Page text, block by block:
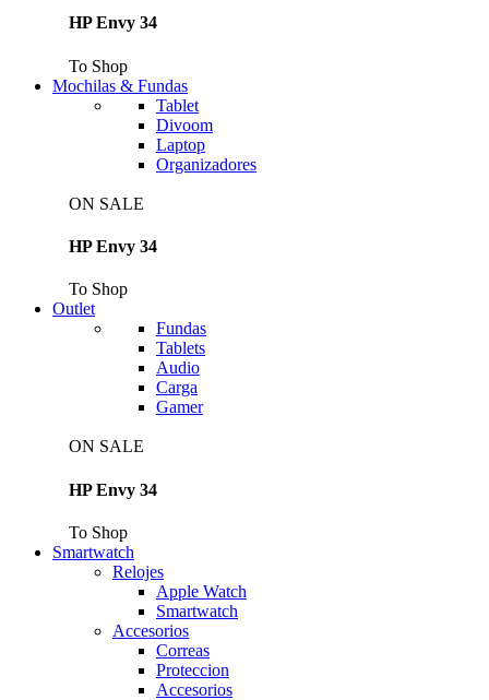
HP Envy 34
To Shop
Mochilas & Fundas
Tablet
Divoom
Laptop
Organizadores
ON SALE
HP Envy 34
To Shop
Outlet
Fundas
Tablets
Audio
Carga
Gamer
ON SALE
HP Envy 34
To Shop
Smartwatch
Relojes
Apple Watch
Smartwatch
Accesorios
Correas
Proteccion
Accesorios